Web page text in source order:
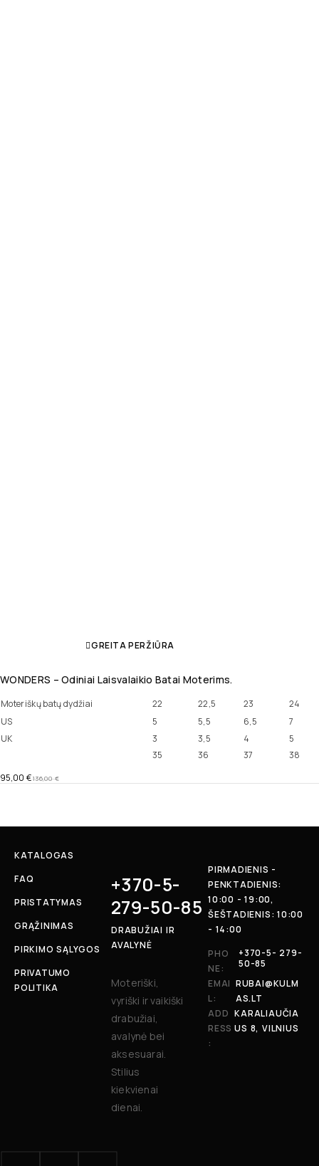
GREITA PERŽIŪRA
WONDERS – Odiniai Laisvalaikio Batai Moterims.
Moteriškų batų dydžiai 22 22,5 23
24
US
5 5,5 6,5
7
UK
3 3,5 4
5
35
36 37 38
136,00€
95,00 €
KATALOGAS
FAQ
PRISTATYMAS
GRĄŽINIMAS
PIRKIMO SĄLYGOS
PRIVATUMO
POLITIKA
+370-5-
279-50-85
DRABUŽIAI IR
AVALYNĖ
Moteriški,
vyriški ir vaikiški
drabužiai,
avalynė bei
aksesuarai.
Stilius
kiekvienai
dienai.
PIRMADIENIS -
PENKTADIENIS:
10:00 - 19:00,
ŠEŠTADIENIS: 10:00
- 14:00
PHO
NE:
+370-5- 279-
50-85
EMAI
L:
RUBAI@KULM
AS.LT
ADD
RESS
:
KARALIAUČIA
US 8, VILNIUS